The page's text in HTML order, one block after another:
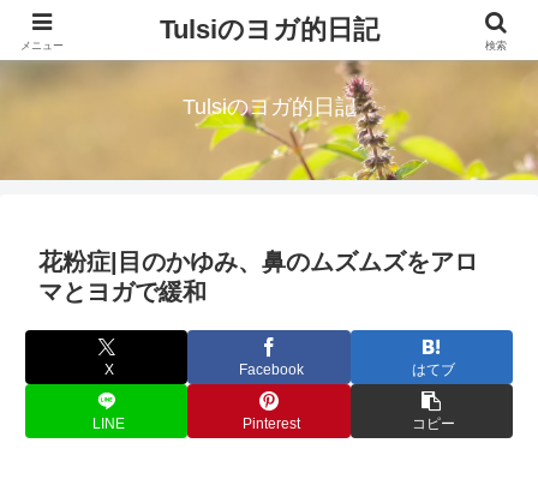
読むハーブティー。淡路島に移住したシングルマザーが綴る気づきの日々
Tulsiのヨガ的日記
花粉症|目のかゆみ、鼻のムズムズをアロ
マとヨガで緩和
X Facebook はてブ
LINE Pinterest コピー
メニュー
Tulsiのヨガ的日記
検索